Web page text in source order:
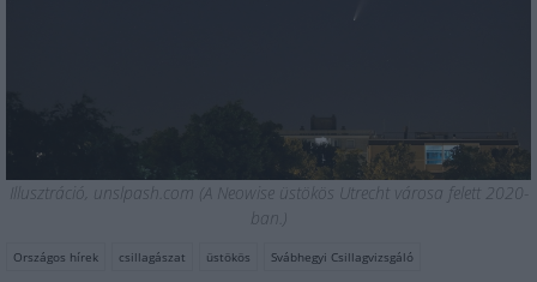
Illusztráció, unslpash.com (A Neowise üstökös Utrecht városa felett 2020-
ban.)
Országos hírek csillagászat üstökös Svábhegyi Csillagvizsgáló